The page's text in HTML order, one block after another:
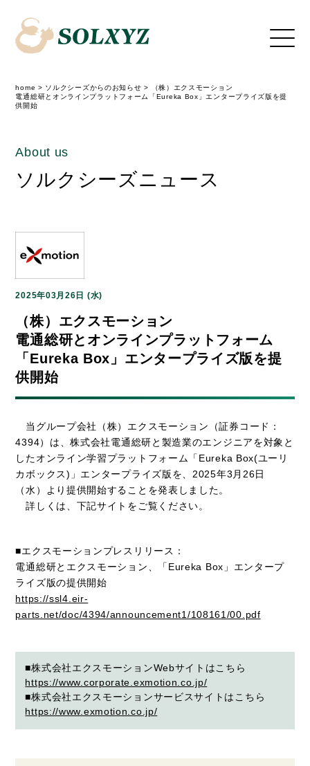
home > ソルクシーズからのお知らせ >
（株）エクスモーション
電通総研とオンラインプラットフォーム「Eureka Box」エンタープライズ版を提
供開始
About us
ソルクシーズニュース
2025年03月26日 (水)
（株）エクスモーション
電通総研とオンラインプラットフォーム
「Eureka Box」エンタープライズ版を提
供開始
当グループ会社（株）エクスモーション（証券コード：
4394）は、株式会社電通総研と製造業のエンジニアを対象と
したオンライン学習プラットフォーム「Eureka Box(ユーリ
カボックス)」エンタープライズ版を、2025年3月26日
（水）より提供開始することを発表しました。
詳しくは、下記サイトをご覧ください。
■エクスモーションプレスリリース：
電通総研とエクスモーション、「Eureka Box」エンタープ
ライズ版の提供開始
https://ssl4.eir-
parts.net/doc/4394/announcement1/108161/00.pdf
■株式会社エクスモーションWebサイトはこちら
https://www.corporate.exmotion.co.jp/
■株式会社エクスモーションサービスサイトはこちら
https://www.exmotion.co.jp/